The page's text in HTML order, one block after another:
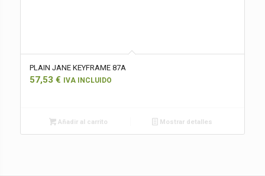
PLAIN JANE KEYFRAME 87A
57,53 € IVA INCLUIDO
Añadir al carrito Mostrar detalles